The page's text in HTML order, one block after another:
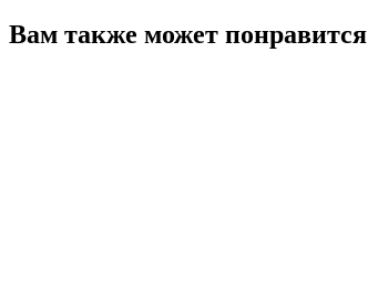
Вам также может понравится